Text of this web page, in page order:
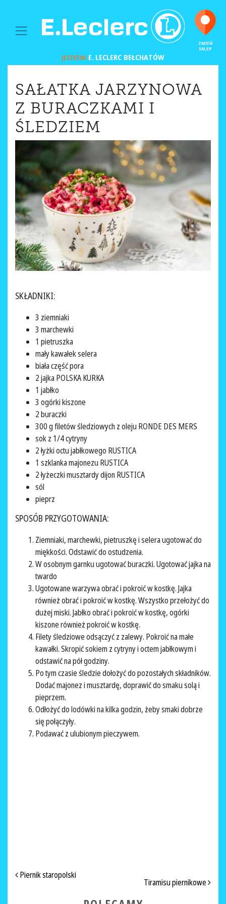
MAIN NAVIGATION
ZMIEŃ
SKLEP
JESTEŚ W: E. LECLERC BEŁCHATÓW
SAŁATKA JARZYNOWA
Z BURACZKAMI I
ŚLEDZIEM
SKŁADNIKI:
3 ziemniaki
3 marchewki
1 pietruszka
mały kawałek selera
biała część pora
2 jajka POLSKA KURKA
1 jabłko
3 ogórki kiszone
2 buraczki
300 g filetów śledziowych z oleju RONDE DES MERS
sok z 1/4 cytryny
2 łyżki octu jabłkowego RUSTICA
1 szklanka majonezu RUSTICA
2 łyżeczki musztardy dijon RUSTICA
sól
pieprz
SPOSÓB PRZYGOTOWANIA:
Ziemniaki, marchewki, pietruszkę i selera ugotować do
miękkości. Odstawić do ostudzenia.
W osobnym garnku ugotować buraczki. Ugotować jajka na
twardo
Ugotowane warzywa obrać i pokroić w kostkę. Jajka
również obrać i pokroić w kostkę. Wszystko przełożyć do
dużej miski. Jabłko obrać i pokroić w kostkę, ogórki
kiszone również pokroić w kostkę.
Filety śledziowe odsączyć z zalewy. Pokroić na małe
kawałki. Skropić sokiem z cytryny i octem jabłkowym i
odstawić na pół godziny.
Po tym czasie śledzie dołożyć do pozostałych składników.
Dodać majonez i musztardę, doprawić do smaku solą i
pieprzem.
Odłożyć do lodówki na kilka godzin, żeby smaki dobrze
się połączyły.
Podawać z ulubionym pieczywem.
NAWIGACJA PO ARTYKUŁACH
Piernik staropolski
Tiramisu piernikowe